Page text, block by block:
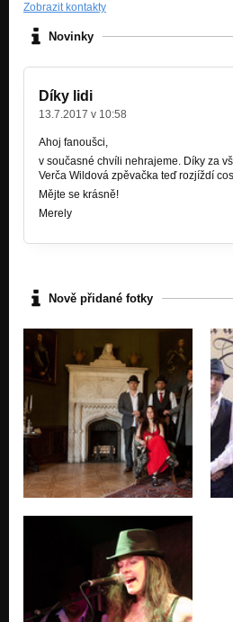
Understand It Well
Nezařazeno
Broken
Morning
Nezařazeno
Home
Nezařazeno
Kolem Postele
See U Close
Nezařazeno
Spálím
Nezařazeno
Tell Me
Nezařazeno
Tears Being Away
Nezařazeno
Zobrazit kontakty
Novinky
Díky lidi
13.7.2017 v 10:58
Ahoj fanoušci,
v současné chvíli nehrajeme. Díky za
Verča Wildová zpěvačka teď rozjíždí
Mějte se krásně!
Merely
Nově přidané fotky